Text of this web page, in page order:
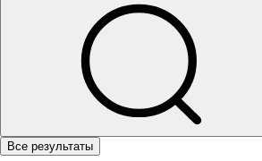
Все результаты